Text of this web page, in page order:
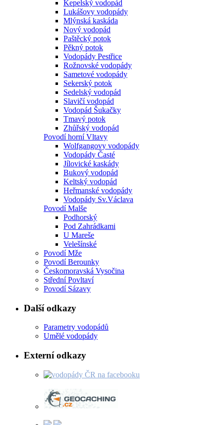
Kepelský vodopád
Lukášovy vodopády
Mlýnská kaskáda
Nový vodopád
Paštěcký potok
Pěkný potok
Vodopády Pestřice
Rožnovské vodopády
Sametové vodopády
Sekerský potok
Sedelský vodopád
Slavičí vodopád
Vodopád Šukačky
Tmavý potok
Zhůřský vodopád
Povodí horní Vltavy
Wolfgangovy vodopády
Vodopády Časté
Jílovické kaskády
Bukový vodopád
Keltský vodopád
Heřmanské vodopády
Vodopády Sv.Václava
Povodí Malše
Podhorský
Pod Zahrádkami
U Mareše
Velešínské
Povodí Mže
Povodí Berounky
Českomoravská Vysočina
Střední Povltaví
Povodí Sázavy
Další odkazy
Parametry vodopádů
Umělé vodopády
Externí odkazy